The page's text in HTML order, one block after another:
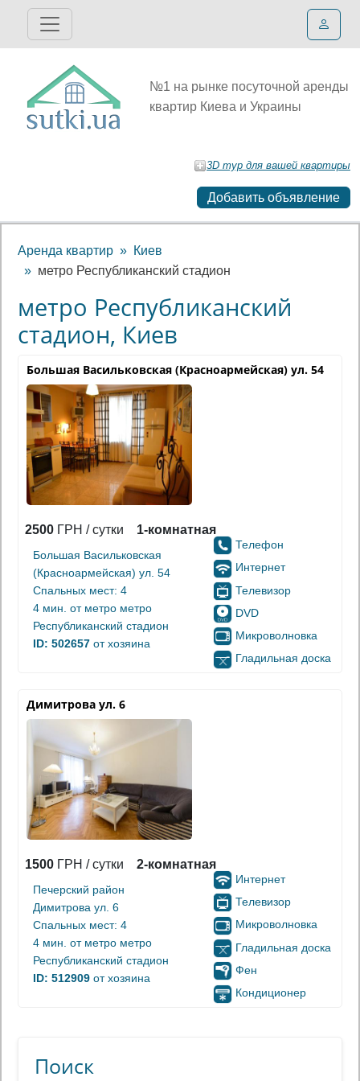
№1 на рынке посуточной аренды
квартир Киева и Украины
3D тур для вашей квартиры
Добавить объявление
Аренда квартир
Киев
метро Республиканский стадион
метро Республиканский
стадион, Киев
Большая Васильковская (Красноармейская) ул. 54
2500 ГРН / сутки 1-комнатная
Большая Васильковская
(Красноармейская) ул. 54
Спальных мест: 4
4 мин. от метро метро
Республиканский стадион
ID: 502657 от хозяина
Телефон
Интернет
Телевизор
DVD
Микроволновка
Гладильная доска
Димитрова ул. 6
1500 ГРН / сутки 2-комнатная
Печерский район
Димитрова ул. 6
Спальных мест: 4
4 мин. от метро метро
Республиканский стадион
ID: 512909 от хозяина
Интернет
Телевизор
Микроволновка
Гладильная доска
Фен
Кондиционер
Поиск